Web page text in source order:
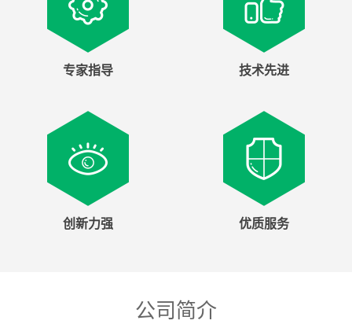
专家指导 技术先进
创新力强 优质服务
公司简介